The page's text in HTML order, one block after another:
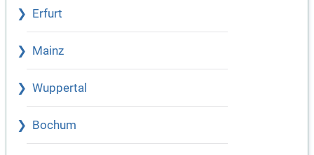
Erfurt
Mainz
Wuppertal
Bochum